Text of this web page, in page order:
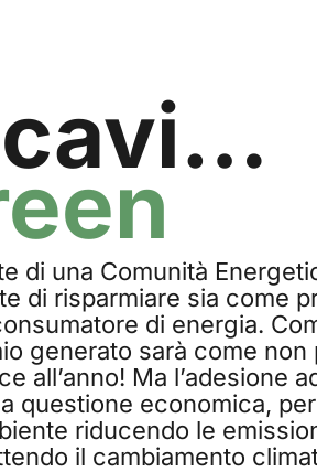
di una Comunità
di risparmiare sia come
di energia.
generato sarà come non
all’anno! Ma l’adesione
questione economica,
riducendo le
il cambiamento